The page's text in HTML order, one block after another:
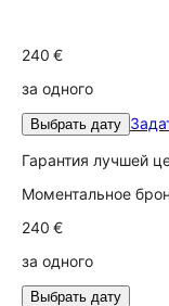
240 €
за одного
Выбрать дату
Гарантия лучшей
Моментальное
240 €
за одного
Выбрать дату